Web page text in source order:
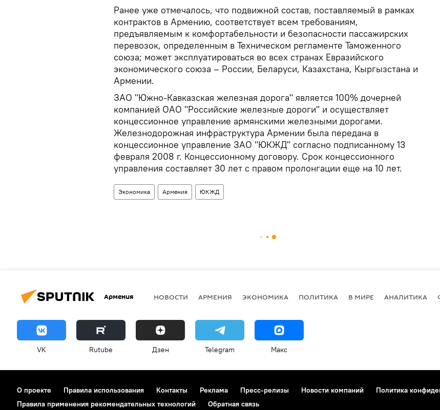
Ранее уже отмечалось, что подвижной состав, поставляемый в рамках
контрактов в Армению, соответствует всем требованиям,
предъявляемым к комфортабельности и безопасности пассажирских
перевозок, определенным в Техническом регламенте Таможенного
союза; может эксплуатироваться во всех странах Евразийского
экономического союза – России, Беларуси, Казахстана, Кыргызстана и
Армении.
ЗАО "Южно-Кавказская железная дорога" является 100% дочерней
компанией ОАО "Российские железные дороги" и осуществляет
концессионное управление армянскими железными дорогами.
Железнодорожная инфраструктура Армении была передана в
концессионное управление ЗАО "ЮКЖД" согласно подписанному 13
февраля 2008 г. Концессионному договору. Срок концессионного
управления составляет 30 лет с правом пролонгации еще на 10 лет.
Экономика Армения ЮКЖД
Армения НОВОСТИ АРМЕНИЯ ЭКОНОМИКА ПОЛИТИКА В МИРЕ АНАЛИТИКА
VK Rutube Дзен Telegram Макс
О проекте Правила использования Контакты Реклама Пресс-релизы Новости компаний Политика
Правила применения рекомендательных технологий
Обратная связь